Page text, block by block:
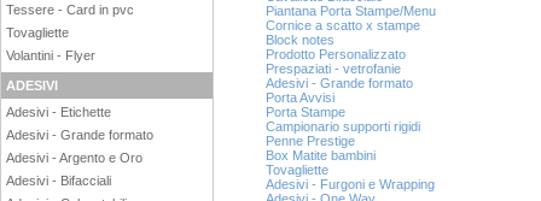
Tessere - Card in pvc
Tovagliette
Volantini - Flyer
ADESIVI
Adesivi - Etichette
Adesivi - Grande formato
Adesivi - Argento e Oro
Adesivi - Bifacciali
Piantana Porta Stampe/Menu
Cornice a scatto x stampe
Block notes
Prodotto Personalizzato
Prespaziati - vetrofanie
Adesivi - Grande formato
Porta Avvisi
Porta Stampe
Campionario supporti rigidi
Penne Prestige
Box Matite bambini
Tovagliette
Adesivi - Furgoni e Wrapping